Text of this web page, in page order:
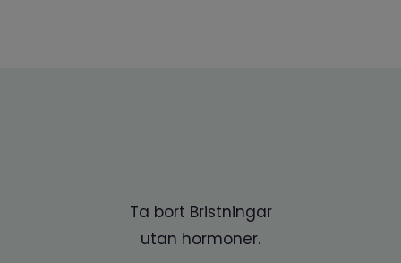
Ta bort Bristningar
utan hormoner.